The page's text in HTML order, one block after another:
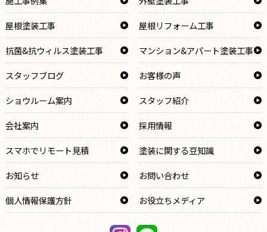
屋根塗装工事
屋根リフォーム工事
抗菌&抗ウィルス塗装工事
マンション&アパート塗装工事
スタッフブログ
お客様の声
ショウルーム案内
スタッフ紹介
会社案内
採用情報
スマホでリモート見積
塗装に関する豆知識
お知らせ
お問い合わせ
個人情報保護方針
お役立ちメディア